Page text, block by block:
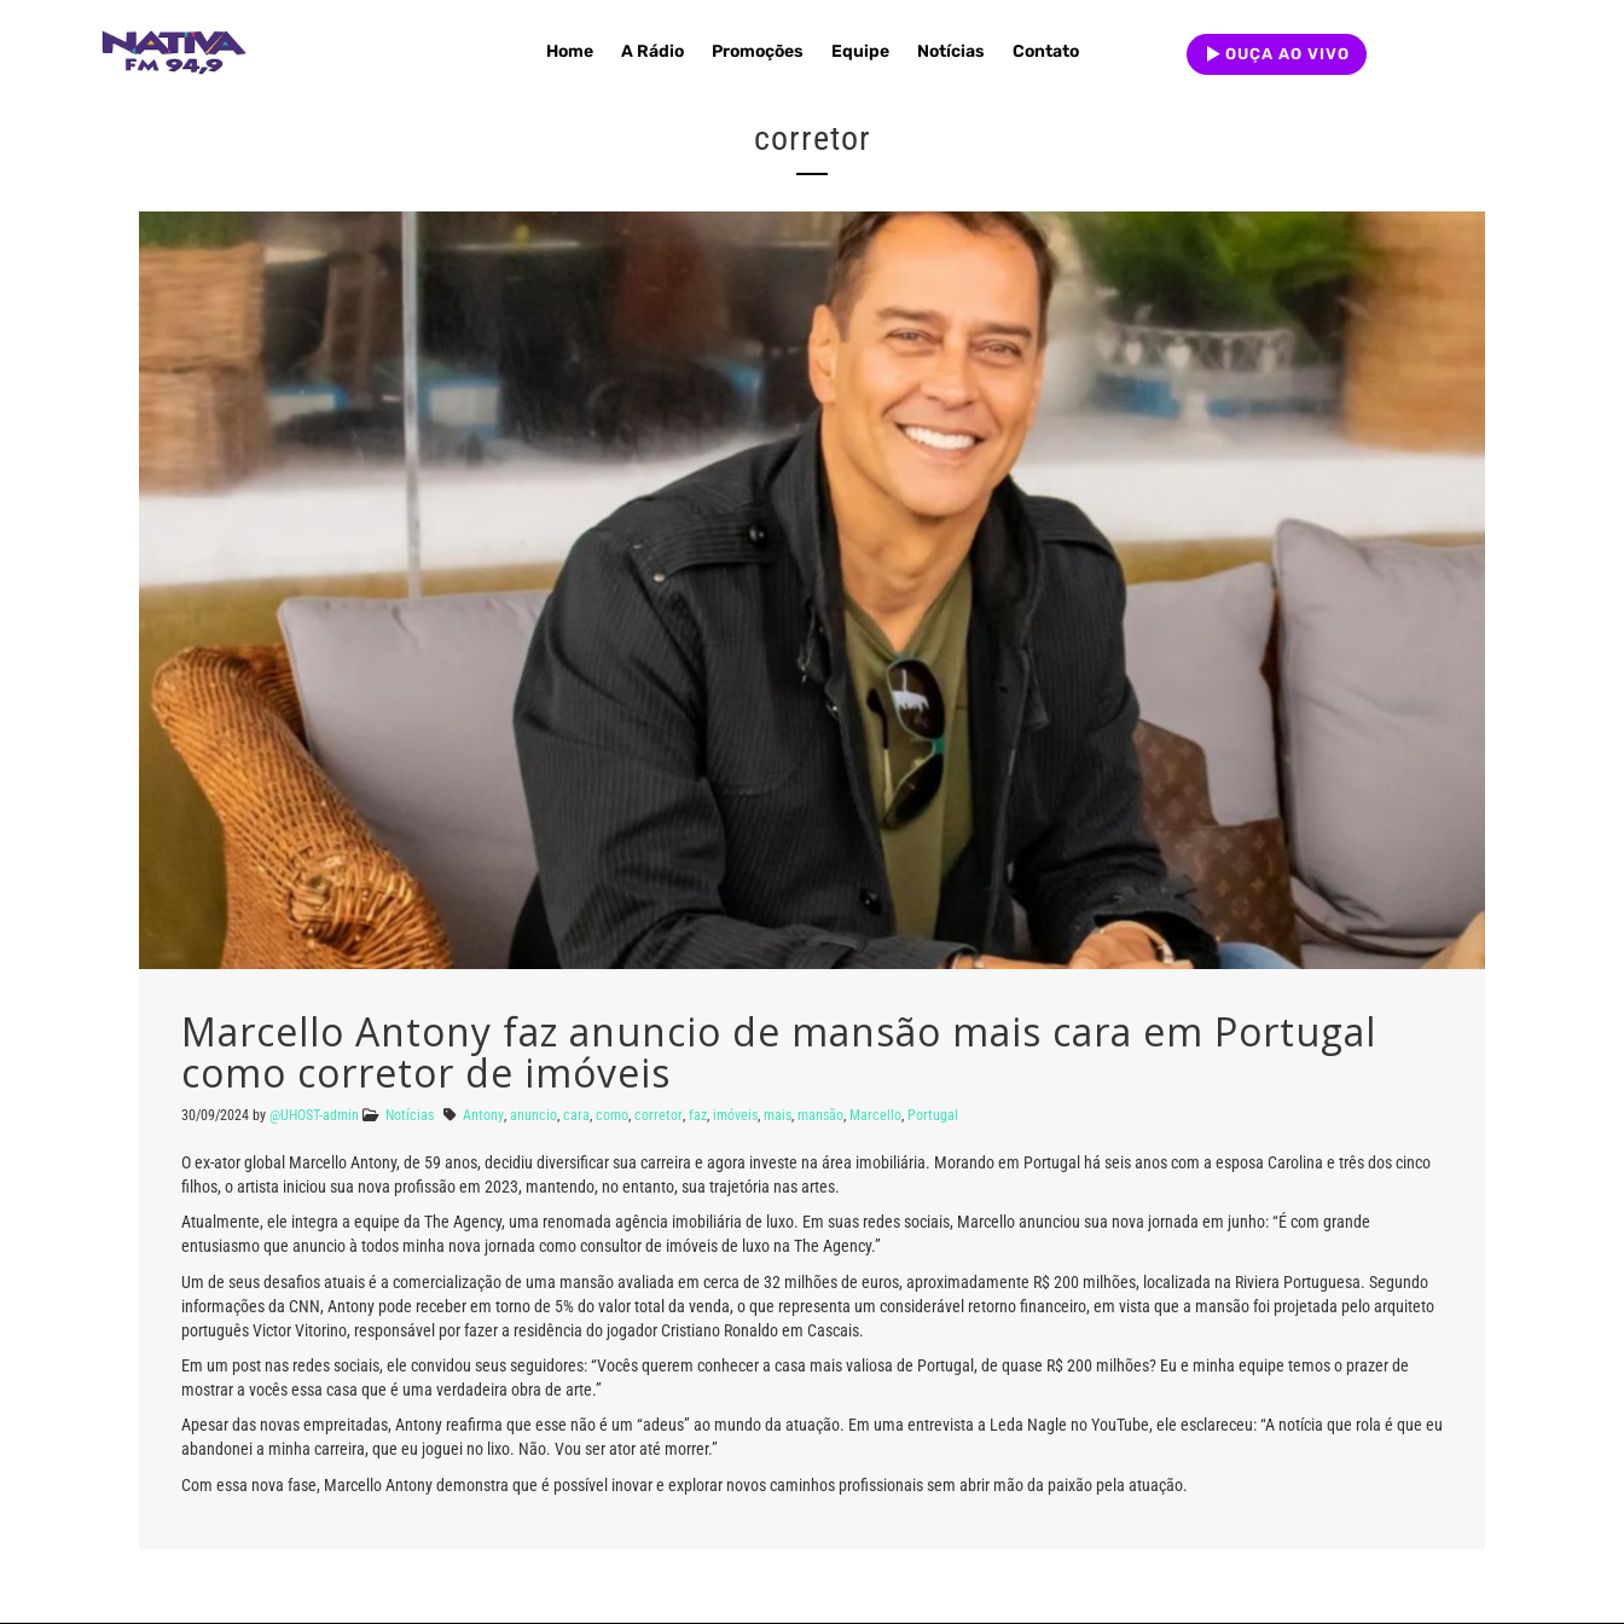
Home A Rádio Promoções Equipe Notícias Contato OUÇA AO VIVO
corretor
Marcello Antony faz anuncio de mansão mais cara em Portugal
como corretor de imóveis
30/09/2024 by @UHOST-admin Notícias Antony anuncio cara como corretor faz imóveis mais mansão Marcello Portugal
O ex-ator global Marcello Antony, de 59 anos, decidiu diversificar sua carreira e agora investe na área imobiliária. Morando em Portugal há seis anos com a esposa Carolina e três dos cinco
filhos, o artista iniciou sua nova profissão em 2023, mantendo, no entanto, sua trajetória nas artes.
Atualmente, ele integra a equipe da The Agency, uma renomada agência imobiliária de luxo. Em suas redes sociais, Marcello anunciou sua nova jornada em junho: “É com grande
entusiasmo que anuncio à todos minha nova jornada como consultor de imóveis de luxo na The Agency.”
Um de seus desafios atuais é a comercialização de uma mansão avaliada em cerca de 32 milhões de euros, aproximadamente R$ 200 milhões, localizada na Riviera Portuguesa. Segundo
informações da CNN, Antony pode receber em torno de 5% do valor total da venda, o que representa um considerável retorno financeiro, em vista que a mansão foi projetada pelo arquiteto
português Victor Vitorino, responsável por fazer a residência do jogador Cristiano Ronaldo em Cascais.
Em um post nas redes sociais, ele convidou seus seguidores: “Vocês querem conhecer a casa mais valiosa de Portugal, de quase R$ 200 milhões? Eu e minha equipe temos o prazer de
mostrar a vocês essa casa que é uma verdadeira obra de arte.”
Apesar das novas empreitadas, Antony reafirma que esse não é um “adeus” ao mundo da atuação. Em uma entrevista a Leda Nagle no YouTube, ele esclareceu: “A notícia que rola é que eu
abandonei a minha carreira, que eu joguei no lixo. Não. Vou ser ator até morrer.”
Com essa nova fase, Marcello Antony demonstra que é possível inovar e explorar novos caminhos profissionais sem abrir mão da paixão pela atuação.